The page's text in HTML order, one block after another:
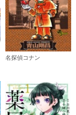
購入する
購入する
名探偵コナン